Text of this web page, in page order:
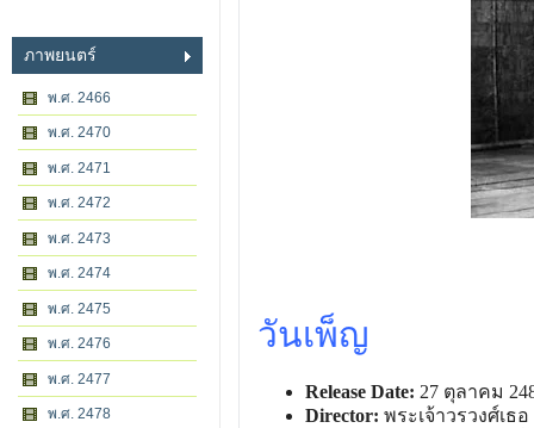
ภาพยนตร์
พ.ศ. 2466
พ.ศ. 2470
พ.ศ. 2471
พ.ศ. 2472
พ.ศ. 2473
พ.ศ. 2474
พ.ศ. 2475
พ.ศ. 2476
พ.ศ. 2477
พ.ศ. 2478
วันเพ็ญ
Release Date: 27 ตุลาคม
Director: พระเจ้าวรวงศ์เ